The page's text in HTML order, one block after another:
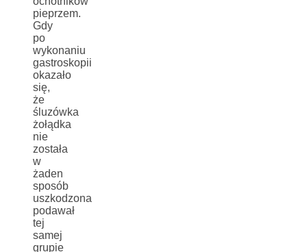
pieprzem.
Gdy
po
wykonaniu
gastroskopii
okazało
się,
że
śluzówka
żołądka
nie
została
w
żaden
sposób
uszkodzona
podawał
tej
samej
grupie